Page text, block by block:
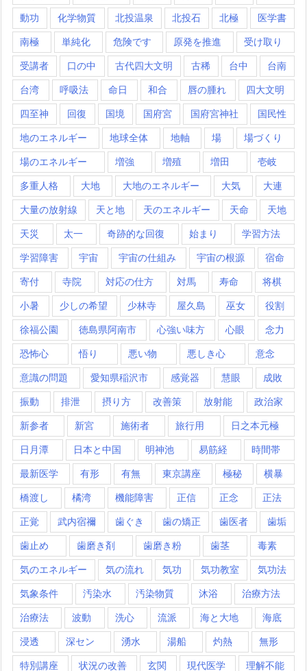
動功 化学物質 北投温泉 北投石 北極 医学書
南極 単純化 危険です 原発を推進 受け取り
受講者 口の中 古代四大文明 古稀 台中 台南
台湾 呼吸法 命日 和合 唇の腫れ 四大文明
四至神 回復 国境 国府宮 国府宮神社 国民性
地のエネルギー 地球全体 地軸 場 場づくり
場のエネルギー 増強 増殖 増田 壱岐
多重人格 大地 大地のエネルギー 大気 大連
大量の放射線 天と地 天のエネルギー 天命 天地
天災 太一 奇跡的な回復 始まり 学習方法
学習障害 宇宙 宇宙の仕組み 宇宙の根源 宿命
寄付 寺院 対応の仕方 対馬 寿命 将棋
小暑 少しの希望 少林寺 屋久島 巫女 役割
徐福公園 徳島県阿南市 心強い味方 心眼 念力
恐怖心 悟り 悪い物 悪しき心 意念
意識の問題 愛知県稲沢市 感覚器 慧眼 成敗
振動 排泄 摂り方 改善策 放射能 政治家
新参者 新宮 施術者 旅行用 日之本元極
日月潭 日本と中国 明神池 易筋経 時間帯
最新医学 有形 有無 東京講座 極秘 横暴
橋渡し 橘湾 機能障害 正信 正念 正法
正覚 武内宿禰 歯ぐき 歯の矯正 歯医者 歯垢
歯止め 歯磨き剤 歯磨き粉 歯茎 毒素
気のエネルギー 気の流れ 気功 気功教室 気功法
気象条件 汚染水 汚染物質 沐浴 治療方法
治療法 波動 洗心 流派 海と大地 海底
浸透 深セン 湧水 湯船 灼熱 無形
特別講座 状況の改善 玄関 現代医学 理解不能